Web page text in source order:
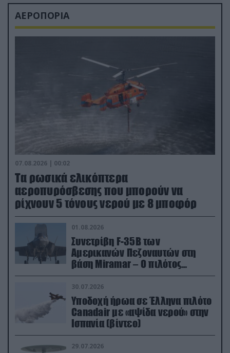
ΑΕΡΟΠΟΡΙΑ
07.08.2026 | 00:02
Τα ρωσικά ελικόπτερα
αεροπυρόσβεσης που μπορούν να
ρίχνουν 5 τόνους νερού με 8 μποφόρ
01.08.2026
Συνετρίβη F-35B των
Αμερικανών Πεζοναυτών στη
βάση Miramar – Ο πιλότος
εκτινάχθηκε εγκαίρως
30.07.2026
Υποδοχή ήρωα σε Έλληνα πιλότο
Canadair με «αψίδα νερού» στην
Ισπανία (βίντεο)
29.07.2026